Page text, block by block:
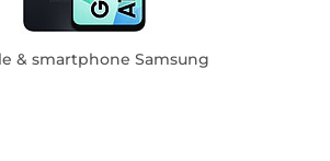
& smartphone Samsung